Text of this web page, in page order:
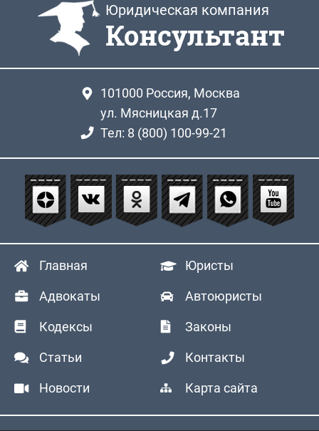
Юридическая компания
Консультант
101000 Россия, Москва
ул. Мясницкая д.17
Тел: 8 (800) 100-99-21
Главная Юристы
Адвокаты Автоюристы
Кодексы Законы
Статьи Контакты
Новости Карта сайта